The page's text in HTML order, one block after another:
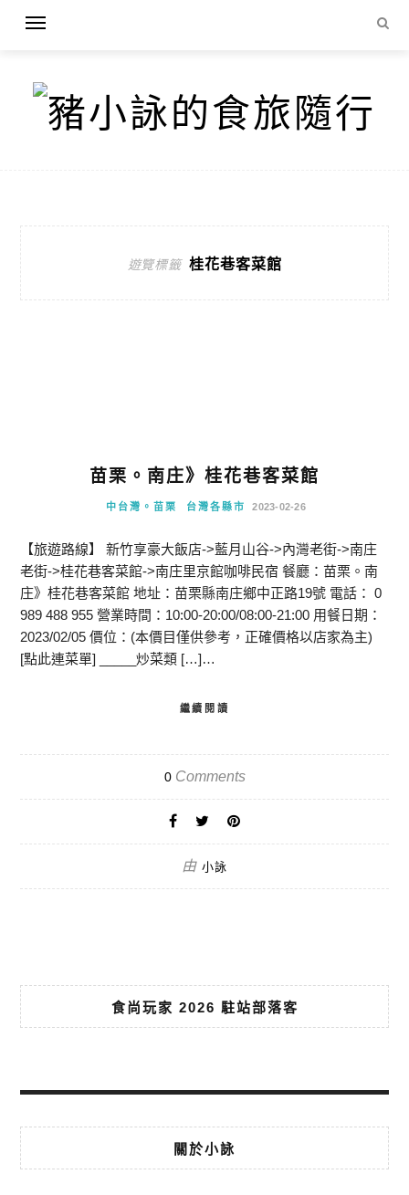
遊覽標籤 桂花巷客菜館
苗栗。南庄》桂花巷客菜館
中台灣。苗栗 台灣各縣市 2023-02-26
【旅遊路線】 新竹享豪大飯店->藍月山谷->內灣老街->南庄
老街->桂花巷客菜館->南庄里京館咖啡民宿 餐廳：苗栗。南
庄》桂花巷客菜館 地址：苗栗縣南庄鄉中正路19號 電話： 0
989 488 955 營業時間：10:00-20:00/08:00-21:00 用餐日期：
2023/02/05 價位：(本價目僅供參考，正確價格以店家為主)
[點此連菜單] _____炒菜類 […]…
繼續閱讀
0Comments
由 小詠
食尚玩家 2026 駐站部落客
關於小詠